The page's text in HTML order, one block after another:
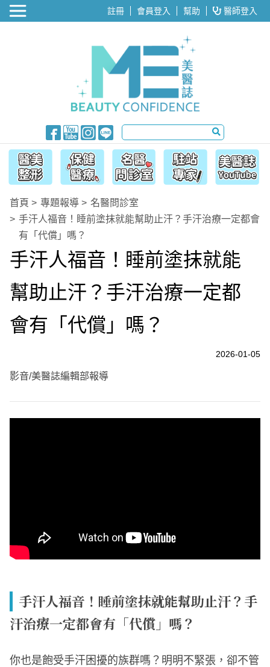
醫美整形 註冊 會員登入 幫助 醫師登入
首頁 專題報導
名醫問診室
手汗人福音！睡前塗抹就能幫助止汗？手汗治療一定都會
有「代償」嗎？
手汗人福音！睡前塗抹就能
幫助止汗？手汗治療一定都
會有「代償」嗎？
2026-01-05
影音/美醫誌編輯部報導
手汗人福音！睡前塗抹就能幫助止汗？手
汗治療一定都會有「代償」嗎？
你也是飽受手汗困擾的族群嗎？明明不緊張，卻不管